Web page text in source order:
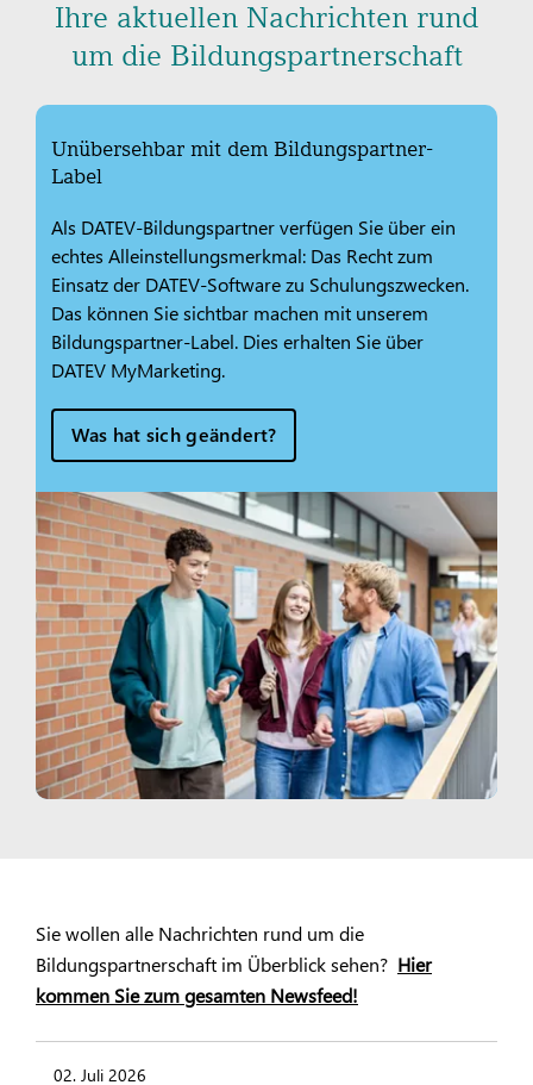
Ihre aktuellen Nachrichten rund
um die Bildungspartnerschaft
Unübersehbar mit dem Bildungspartner-
Label
Als DATEV-Bildungspartner verfügen Sie über ein
echtes Alleinstellungsmerkmal: Das Recht zum
Einsatz der DATEV-Software zu Schulungszwecken.
Das können Sie sichtbar machen mit unserem
Bildungspartner-Label. Dies erhalten Sie über
DATEV MyMarketing.
Was hat sich geändert?
Sie wollen alle Nachrichten rund um die
Bildungspartnerschaft im Überblick sehen? Hier
kommen Sie zum gesamten Newsfeed!
02. Juli 2026